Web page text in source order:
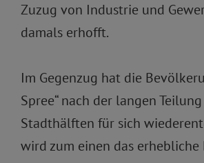
Zuzug von Industrie und
damals erhofft.
Im Gegenzug hat die
Spree“ nach der langen
Stadthälften für sich
wird zum einen das erhebliche